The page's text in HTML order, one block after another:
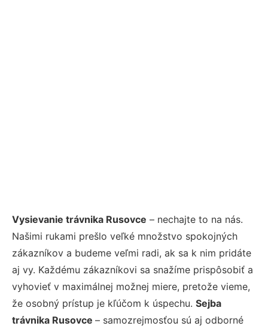
Vysievanie trávnika Rusovce – nechajte to na nás.
Našimi rukami prešlo veľké množstvo spokojných
zákazníkov a budeme veľmi radi, ak sa k nim pridáte
aj vy. Každému zákazníkovi sa snažíme prispôsobiť a
vyhovieť v maximálnej možnej miere, pretože vieme,
že osobný prístup je kľúčom k úspechu. Sejba
trávnika Rusovce – samozrejmosťou sú aj odborné